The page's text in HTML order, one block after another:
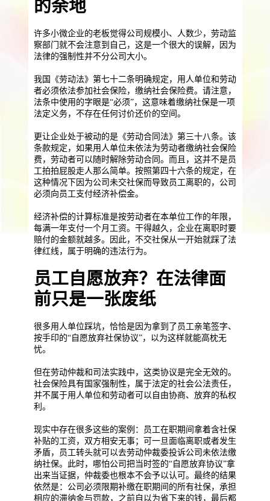
个人社保保障业务
数组营销创新业务
营销立减金 扫码营销红包 城市优惠券
的余地
许多小微企业的老板觉得公司规模小、人数少，劳动监
察部门就不会注意到自己，这是一个很大的误解，因为
法律的强制性并不分公司大小。
我国《劳动法》第七十二条明确规定，用人单位和劳动
者必须依法参加社会保险，缴纳社会保险费。请注意，
法条中使用的字眼是“必须”，这意味着缴纳社保是一项
法定义务，不存在任何讨价还价的空间。
更让企业处于被动的是《劳动合同法》第三十八条。该
条款规定，如果用人单位未依法为劳动者缴纳社会保险
费，劳动者可以随时解除劳动合同。而且，这并不是员
工拍拍屁股走人那么简单。按照第四十六条的规定，在
这种情况下因为公司未交社保而导致员工离职的，公司
必须向员工支付经济补偿金。
经济补偿的计算标准是按劳动者在本单位工作的年限，
每满一年支付一个月工资。干得越久，企业在离职时要
赔付的金额就越多。因此，不交社保从一开始就踩了法
律红线，属于明确的违法行为。
员工自愿放弃？在法律面
前只是一张废纸
很多用人单位踩坑，恰恰是因为拿到了员工亲笔签字、
按手印的“自愿放弃社保协议”，以为这样就能高枕无
忧。
但在劳动仲裁和司法实践中，这类协议是完全无效的。
社会保险具有国家强制性，属于法定的社会公法责任，
并不属于用人单位和劳动者可以自由协商、放弃的私权
利。
现实中存在很多这些的案例：员工在职期间拿着含社保
补贴的工资，双方相安无事；可一旦面临离职或者发生
矛盾，员工转头就可以去劳动仲裁委投诉公司未依法缴
纳社保。此时，哪怕公司把当时签的“自愿放弃协议”拿
出来当证据，仲裁委也根本不会予以认可。最终的结果
依然是：公司必须限期补缴在职期间的所有社保，承担
相应的滞纳金与罚款，之前自以为省下来的钱，最后都